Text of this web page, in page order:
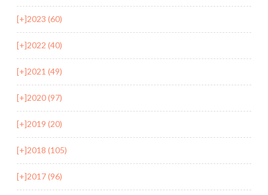
[+]2023 (60)
[+]2022 (40)
[+]2021 (49)
[+]2020 (97)
[+]2019 (20)
[+]2018 (105)
[+]2017 (96)